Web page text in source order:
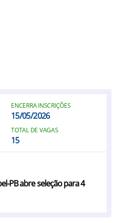
ENCERRA INSCRIÇÕES
15/05/2026
TOTAL DE VAGAS
15
PB abre seleção para 4